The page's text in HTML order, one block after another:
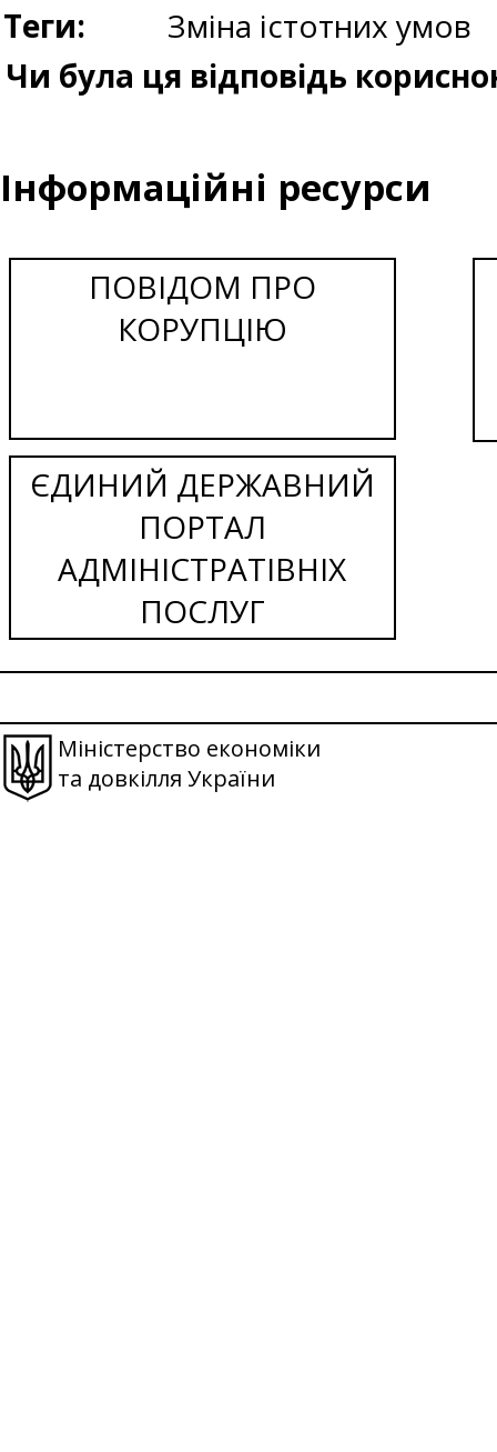
Теги:
Зміна істотних умов
Чи була ця відповідь
Інформаційні ресурси
ПОВІДОМ ПРО
КОРУПЦІЮ
ЄДИНИЙ ДЕРЖАВНИЙ
ПОРТАЛ
АДМІНІСТРАТІВНІХ
ПОСЛУГ
Міністерство економіки
та довкілля України